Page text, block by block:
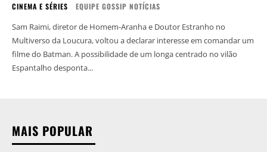
CINEMA E SÉRIES EQUIPE GOSSIP NOTÍCIAS
Sam Raimi, diretor de Homem-Aranha e Doutor Estranho no
Multiverso da Loucura, voltou a declarar interesse em comandar um
filme do Batman. A possibilidade de um longa centrado no vilão
Espantalho desponta...
MAIS POPULAR